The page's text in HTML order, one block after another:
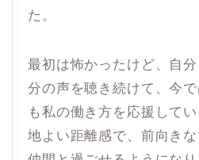
た。
最初は怖かったけど、自
分の声を聴き続けて、今
も私の働き方を応援して
地よい距離感で、前向き